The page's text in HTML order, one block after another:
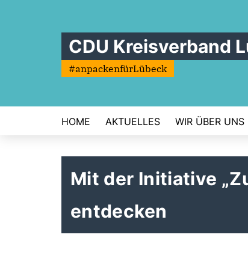
CDU Kreisverband
#anpackenfürLübeck
HOME AKTUELLES WIR ÜBER UNS
Mit der Initiative
entdecken